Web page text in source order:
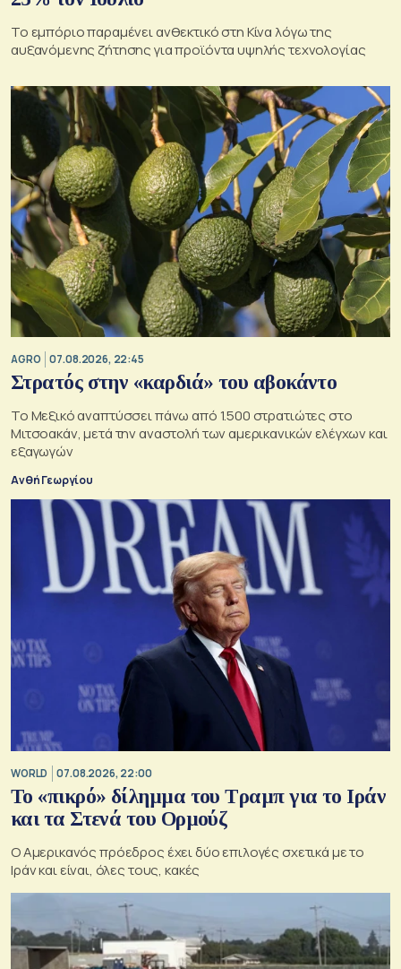
Το εμπόριο παραμένει ανθεκτικό στη Κίνα λόγω της
αυξανόμενης ζήτησης για προϊόντα υψηλής τεχνολογίας
AGRO 07.08.2026, 22:45
Στρατός στην «καρδιά» του αβοκάντο
Το Μεξικό αναπτύσσει πάνω από 1.500 στρατιώτες στο
Μιτσοακάν, μετά την αναστολή των αμερικανικών ελέγχων και
εξαγωγών
Ανθή Γεωργίου
WORLD 07.08.2026, 22:00
Το «πικρό» δίλημμα του Τραμπ για το Ιράν
και τα Στενά του Ορμούζ
Ο Αμερικανός πρόεδρος έχει δύο επιλογές σχετικά με το
Ιράν και είναι, όλες τους, κακές